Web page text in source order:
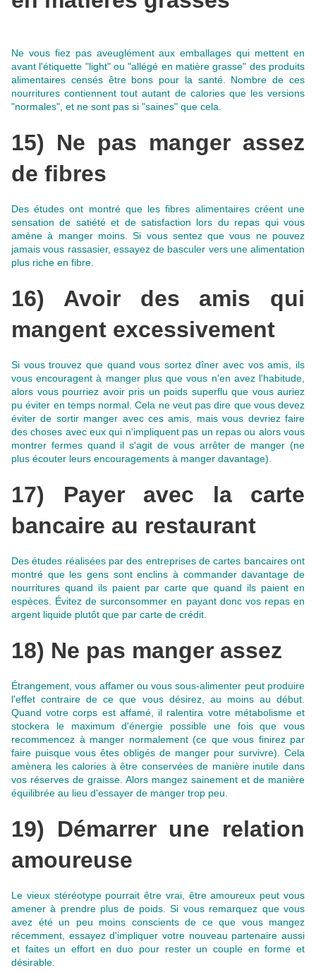
Ne vous fiez pas aveuglément aux emballages qui mettent en
avant l'étiquette "light" ou "allégé en matière grasse" des produits
alimentaires censés être bons pour la santé. Nombre de ces
nourritures contiennent tout autant de calories que les versions
"normales", et ne sont pas si "saines" que cela.
15) Ne pas manger assez
de fibres
Des études ont montré que les fibres alimentaires créent une
sensation de satiété et de satisfaction lors du repas qui vous
amène à manger moins. Si vous sentez que vous ne pouvez
jamais vous rassasier, essayez de basculer vers une alimentation
plus riche en fibre
16) Avoir des amis qui
mangent excessivement
Si vous trouvez que quand vous sortez dîner avec vos amis, ils
vous encouragent à manger plus que vous n'en avez l'habitude,
alors vous pourriez avoir pris un poids superflu que vous auriez
pu éviter en temps normal. Cela ne veut pas dire que vous devez
éviter de sortir manger avec ces amis, mais vous devriez faire
des choses avec eux qui n'impliquent pas un repas ou alors vous
montrer fermes quand il s'agit de vous arrêter de manger (ne
plus écouter leurs encouragements à manger davantage).
17) Payer avec la carte
bancaire au restaurant
Des études réalisées par des entreprises de cartes bancaires ont
montré que les gens sont enclins à commander davantage de
nourritures quand ils paient par carte que quand ils paient en
espèces. Évitez de surconsommer en payant donc vos repas en
argent liquide plutôt que par carte de crédit.
18) Ne pas manger assez
Étrangement, vous affamer ou vous sous-alimenter peut produire
l'effet contraire de ce que vous désirez, au moins au début.
Quand votre corps est affamé, il ralentira votre métabolisme et
stockera le maximum d'énergie possible une fois que vous
recommencez à manger normalement (ce que vous finirez par
faire puisque vous êtes obligés de manger pour survivre). Cela
amènera les calories à être conservées de manière inutile dans
vos réserves de graisse. Alors mangez sainement et de manière
équilibrée au lieu d'essayer de manger trop peu
19) Démarrer une relation
amoureuse
Le vieux stéréotype pourrait être vrai, être amoureux peut vous
amener à prendre plus de poids. Si vous remarquez que vous
avez été un peu moins conscients de ce que vous mangez
récemment, essayez d'impliquer votre nouveau partenaire aussi
et faites un effort en duo pour rester un couple en forme et
désirable